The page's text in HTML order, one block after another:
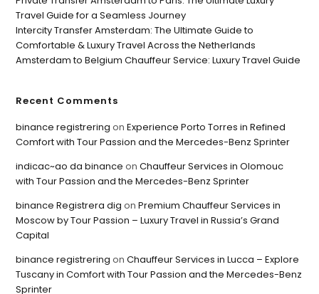
Travel Guide for a Seamless Journey
Intercity Transfer Amsterdam: The Ultimate Guide to
Comfortable & Luxury Travel Across the Netherlands
Amsterdam to Belgium Chauffeur Service: Luxury Travel Guide
Recent Comments
binance registrering onExperience Porto Torres in Refined
Comfort with Tour Passion and the Mercedes-Benz Sprinter
indicac~ao da binance onChauffeur Services in Olomouc
with Tour Passion and the Mercedes-Benz Sprinter
binance Registrera dig onPremium Chauffeur Services in
Moscow by Tour Passion – Luxury Travel in Russia’s Grand
Capital
binance registrering onChauffeur Services in Lucca – Explore
Tuscany in Comfort with Tour Passion and the Mercedes-Benz
Sprinter